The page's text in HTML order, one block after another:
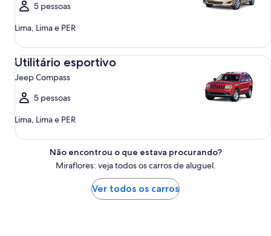
5 pessoas
Lima, Lima e PER
Utilitário esportivo
Jeep Compass
5 pessoas
Lima, Lima e PER
Utilitário esportivo Jeep Compass
Não encontrou o que estava procurando?
Miraflores: veja todos os carros de aluguel.
Ver todos os carros